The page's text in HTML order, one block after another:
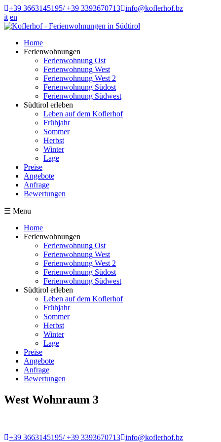
+39 3663145195/ +39 3393670713 info@koflerhof.bz
it en
Home
Ferienwohnungen
Ferienwohnung Ost
Ferienwohnung West
Ferienwohnung West 2
Ferienwohnung Südost
Ferienwohnung Südwest
Südtirol erleben
Leben auf dem Koflerhof
Frühjahr
Sommer
Herbst
Winter
Lage
Preise
Angebote
Anfrage
Bewertungen
☰ Menu
Home
Ferienwohnungen
Ferienwohnung Ost
Ferienwohnung West
Ferienwohnung West 2
Ferienwohnung Südost
Ferienwohnung Südwest
Südtirol erleben
Leben auf dem Koflerhof
Frühjahr
Sommer
Herbst
Winter
Lage
Preise
Angebote
Anfrage
Bewertungen
West Wohnraum 3
+39 3663145195/ +39 3393670713 info@koflerhof.bz